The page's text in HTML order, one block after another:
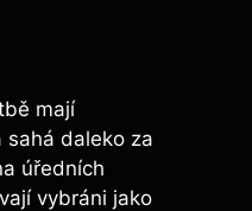
mají
sahá daleko za
úředních
vybráni jako